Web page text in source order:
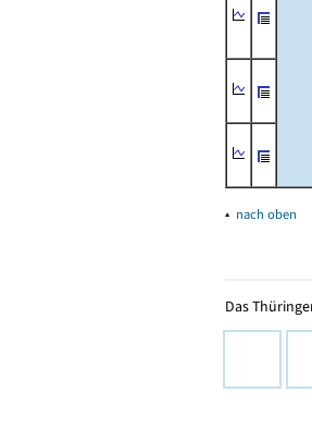
▴ nach oben
Das